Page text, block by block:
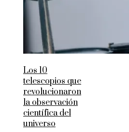
Los 10
telescopios que
revolucionaron
la observación
científica del
universo